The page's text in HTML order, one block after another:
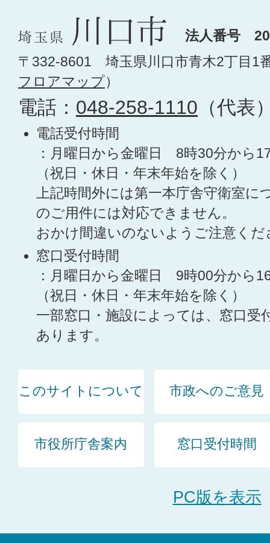
法人番号
〒332-8601 埼玉県川口市青木2丁目1
フロアマップ）
電話： 048-258-1110 （代表
電話受付時間
：月曜日から金曜日 8時30分から
（祝日・休日・年末年始を除く）
上記時間外には第一本庁舎守衛室に
のご用件には対応できません。
おかけ間違いのないようご注意くだ
窓口受付時間
：月曜日から金曜日 9時00分から
（祝日・休日・年末年始を除く）
一部窓口・施設によっては、窓口受
あります。
このサイトについて 市政へのご意見
市役所庁舎案内 窓口受付時間
PC版を表示